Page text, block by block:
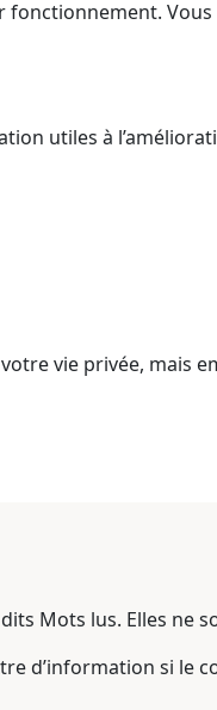
utiles à
vie privée, mais
Mots lus. Elles ne
d’information si le